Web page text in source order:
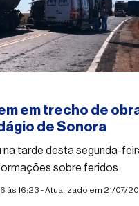
em trecho de
de Sonora
tarde desta segunda-
sobre feridos
às 16:23 - Atualizado em 21/07/